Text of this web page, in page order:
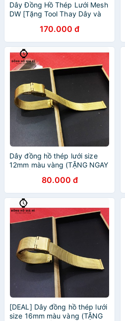
Dây Đồng Hồ Thép Lưới Mesh
DW [Tặng Tool Thay Dây và
170.000 đ
Dây đồng hồ thép lưới size
12mm màu vàng (TẶNG NGAY
80.000 đ
[DEAL] Dây đồng hồ thép lưới
size 16mm màu vàng (TẶNG